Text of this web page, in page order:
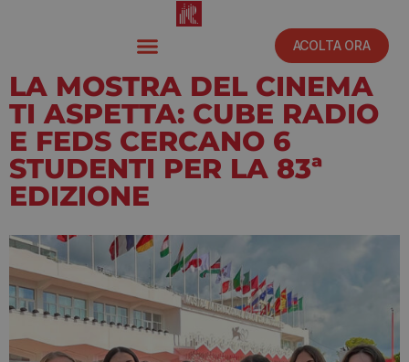
ACOLTA ORA
LA MOSTRA DEL CINEMA
TI ASPETTA: CUBE RADIO
E FEDS CERCANO 6
STUDENTI PER LA 83ª
EDIZIONE